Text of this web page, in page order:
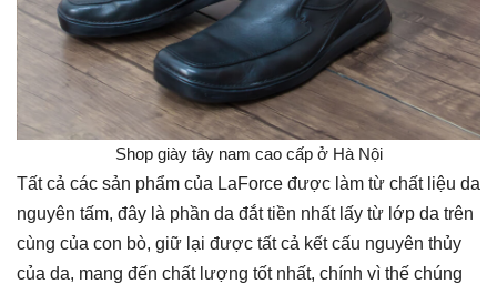
Shop giày tây nam cao cấp ở Hà Nội
Tất cả các sản phẩm của LaForce được làm từ chất liệu da
nguyên tấm, đây là phần da đắt tiền nhất lấy từ lớp da trên
cùng của con bò, giữ lại được tất cả kết cấu nguyên thủy
của da, mang đến chất lượng tốt nhất, chính vì thế chúng